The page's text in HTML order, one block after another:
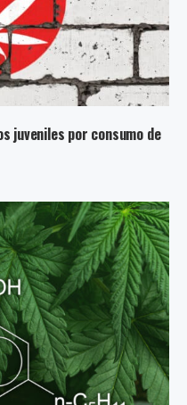
juveniles por consumo de